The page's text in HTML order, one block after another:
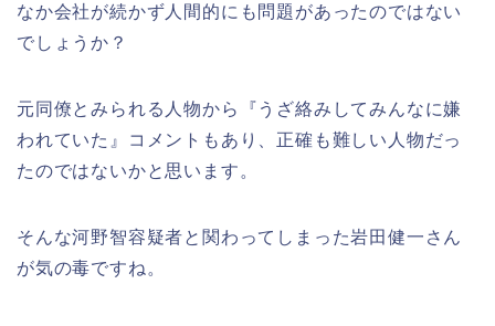
なか会社が続かず人間的にも問題があったのではない
でしょうか？
元同僚とみられる人物から『うざ絡みしてみんなに嫌
われていた』コメントもあり、正確も難しい人物だっ
たのではないかと思います。
そんな河野智容疑者と関わってしまった岩田健一さん
が気の毒ですね。